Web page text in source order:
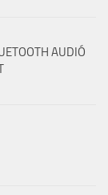
AUDIÓ